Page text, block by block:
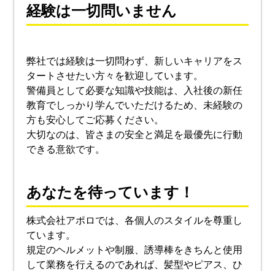
経験は一切問いません
弊社では経験は一切問わず、新しいキャリアをス
タートさせたい方々を歓迎しています。
警備員として必要な知識や技能は、入社後の新任
教育でしっかり学んでいただけるため、未経験の
方も安心してご応募ください。
大切なのは、皆さまの安全と満足を最優先に行動
できる意欲です。
あなたを待っています！
株式会社アポロでは、各個人のスタイルを尊重し
ています。
規定のヘルメットや制服、誘導棒をきちんと使用
して業務を行えるのであれば、髪型やピアス、ひ